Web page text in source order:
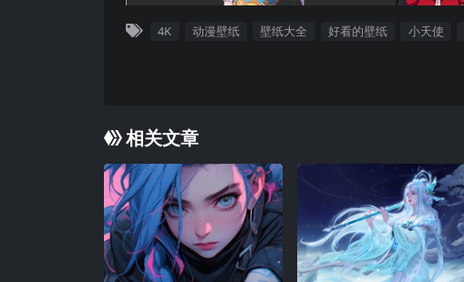
4K 动漫壁纸 壁纸大全 好看的壁纸 小天使
相关文章